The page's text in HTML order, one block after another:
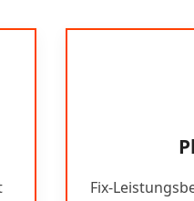
Fix-